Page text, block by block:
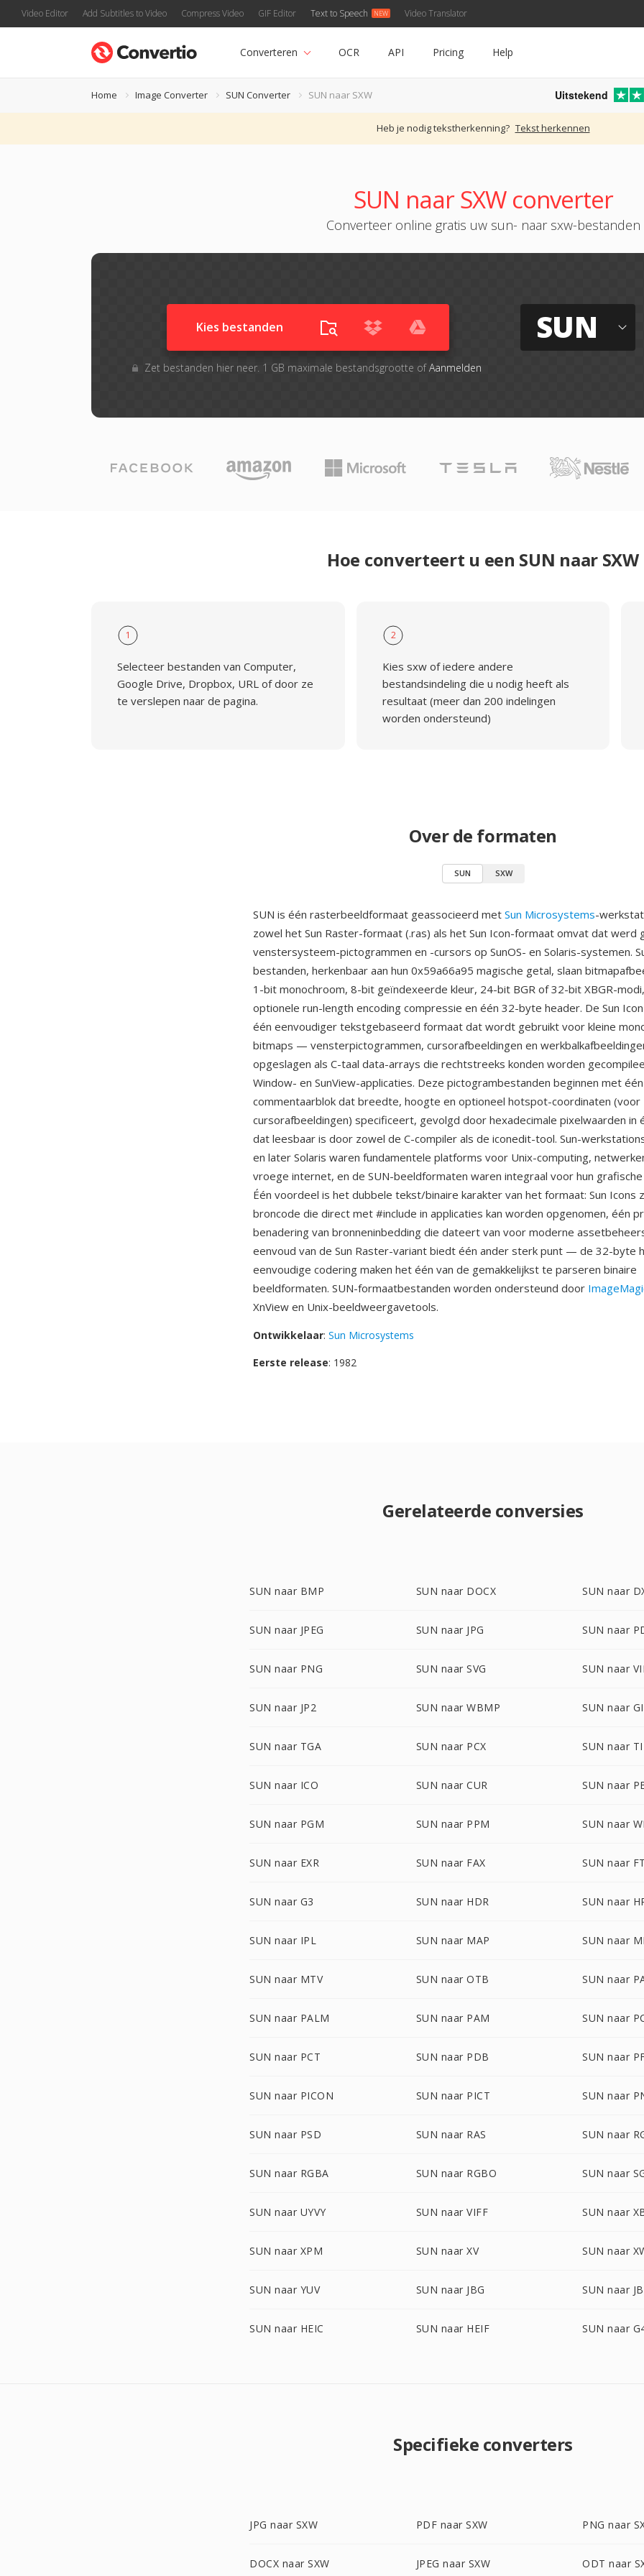
Video Editor Add Subtitles to Video Compress Video GIF Editor Text to Speech Video Translator
Converteren OCR API Pricing Help
Home Image Converter SUN Converter SUN naar SXW Uitstekend
Heb je nodig tekstherkenning? Tekst herkennen
SUN naar SXW converter
Converteer online gratis uw sun- naar sxw-bestanden
Kies bestanden
Zet bestanden hier neer. 1 GB maximale bestandsgrootte ofAanmelden
SUN
Hoe converteert u een SUN naar SXW
1
Selecteer bestanden van Computer,
Google Drive, Dropbox, URL of door ze
te verslepen naar de pagina.
2
Kies sxw of iedere andere
bestandsindeling die u nodig heeft als
resultaat (meer dan 200 indelingen
worden ondersteund)
Over de formaten
SUN SXW
SUN is één rasterbeeldformaat geassocieerd met Sun Microsystems-
zowel het Sun Raster-formaat (.ras) als het Sun Icon-formaat omvat dat werd
venstersysteem-pictogrammen en -cursors op SunOS- en Solaris-systemen.
bestanden, herkenbaar aan hun 0x59a66a95 magische getal, slaan
1-bit monochroom, 8-bit geïndexeerde kleur, 24-bit BGR of 32-bit XBGR-
optionele run-length encoding compressie en één 32-byte header. De Sun
één eenvoudiger tekstgebaseerd formaat dat wordt gebruikt voor kleine
bitmaps — vensterpictogrammen, cursorafbeeldingen en
opgeslagen als C-taal data-arrays die rechtstreeks konden worden
Window- en SunView-applicaties. Deze pictogrambestanden beginnen met één
commentaarblok dat breedte, hoogte en optioneel hotspot-coordinaten (voor
cursorafbeeldingen) specificeert, gevolgd door hexadecimale pixelwaarden in
dat leesbaar is door zowel de C-compiler als de iconedit-tool. Sun-
en later Solaris waren fundamentele platforms voor Unix-computing,
vroege internet, en de SUN-beeldformaten waren integraal voor hun
Één voordeel is het dubbele tekst/binaire karakter van het formaat: Sun Icons
broncode die direct met #include in applicaties kan worden opgenomen, één
benadering van bronneninbedding die dateert van voor moderne
eenvoud van de Sun Raster-variant biedt één ander sterk punt — de 32-byte
eenvoudige codering maken het één van de gemakkelijkst te parseren binaire
beeldformaten. SUN-formaatbestanden worden ondersteund door
XnView en Unix-beeldweergavetools.
Ontwikkelaar: Sun Microsystems
Eerste release: 1982
Gerelateerde conversies
SUN naar BMP SUN naar DOCX SUN naar
SUN naar JPEG SUN naar JPG SUN naar
SUN naar PNG SUN naar SVG SUN naar
SUN naar JP2 SUN naar WBMP SUN naar
SUN naar TGA SUN naar PCX SUN naar
SUN naar ICO SUN naar CUR SUN naar
SUN naar PGM SUN naar PPM SUN naar
SUN naar EXR SUN naar FAX SUN naar
SUN naar G3 SUN naar HDR SUN naar
SUN naar IPL SUN naar MAP SUN naar
SUN naar MTV SUN naar OTB SUN naar
SUN naar PALM SUN naar PAM SUN naar
SUN naar PCT SUN naar PDB SUN naar
SUN naar PICON SUN naar PICT SUN naar
SUN naar PSD SUN naar RAS SUN naar
SUN naar RGBA SUN naar RGBO SUN naar
SUN naar UYVY SUN naar VIFF SUN naar
SUN naar XPM SUN naar XV SUN naar
SUN naar YUV SUN naar JBG SUN naar
SUN naar HEIC SUN naar HEIF SUN naar
Specifieke converters
JPG naar SXW PDF naar SXW PNG naar
DOCX naar SXW JPEG naar SXW ODT naar